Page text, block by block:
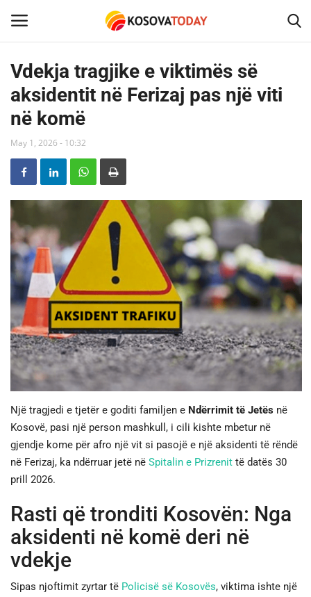
Home
KOSOVA
SHQIPERIA
MAQEDONIA
SHOWBIZ
BOTA
TECH
JETA
SPORTI
SHENDETI
Vdekja tragjike e viktimës së
aksidentit në Ferizaj pas një viti
në komë
May 1, 2026 - 10:32
Një tragjedi e tjetër e goditi familjen e Ndërrimit të Jetës në
Kosovë, pasi një person mashkull, i cili kishte mbetur në
gjendje kome për afro një vit si pasojë e një aksidenti të rëndë
në Ferizaj, ka ndërruar jetë në Spitalin e Prizrenit të datës 30
prill 2026.
Rasti që tronditi Kosovën: Nga
aksidenti në komë deri në
vdekje
Sipas njoftimit zyrtar të Policisë së Kosovës, viktima ishte një